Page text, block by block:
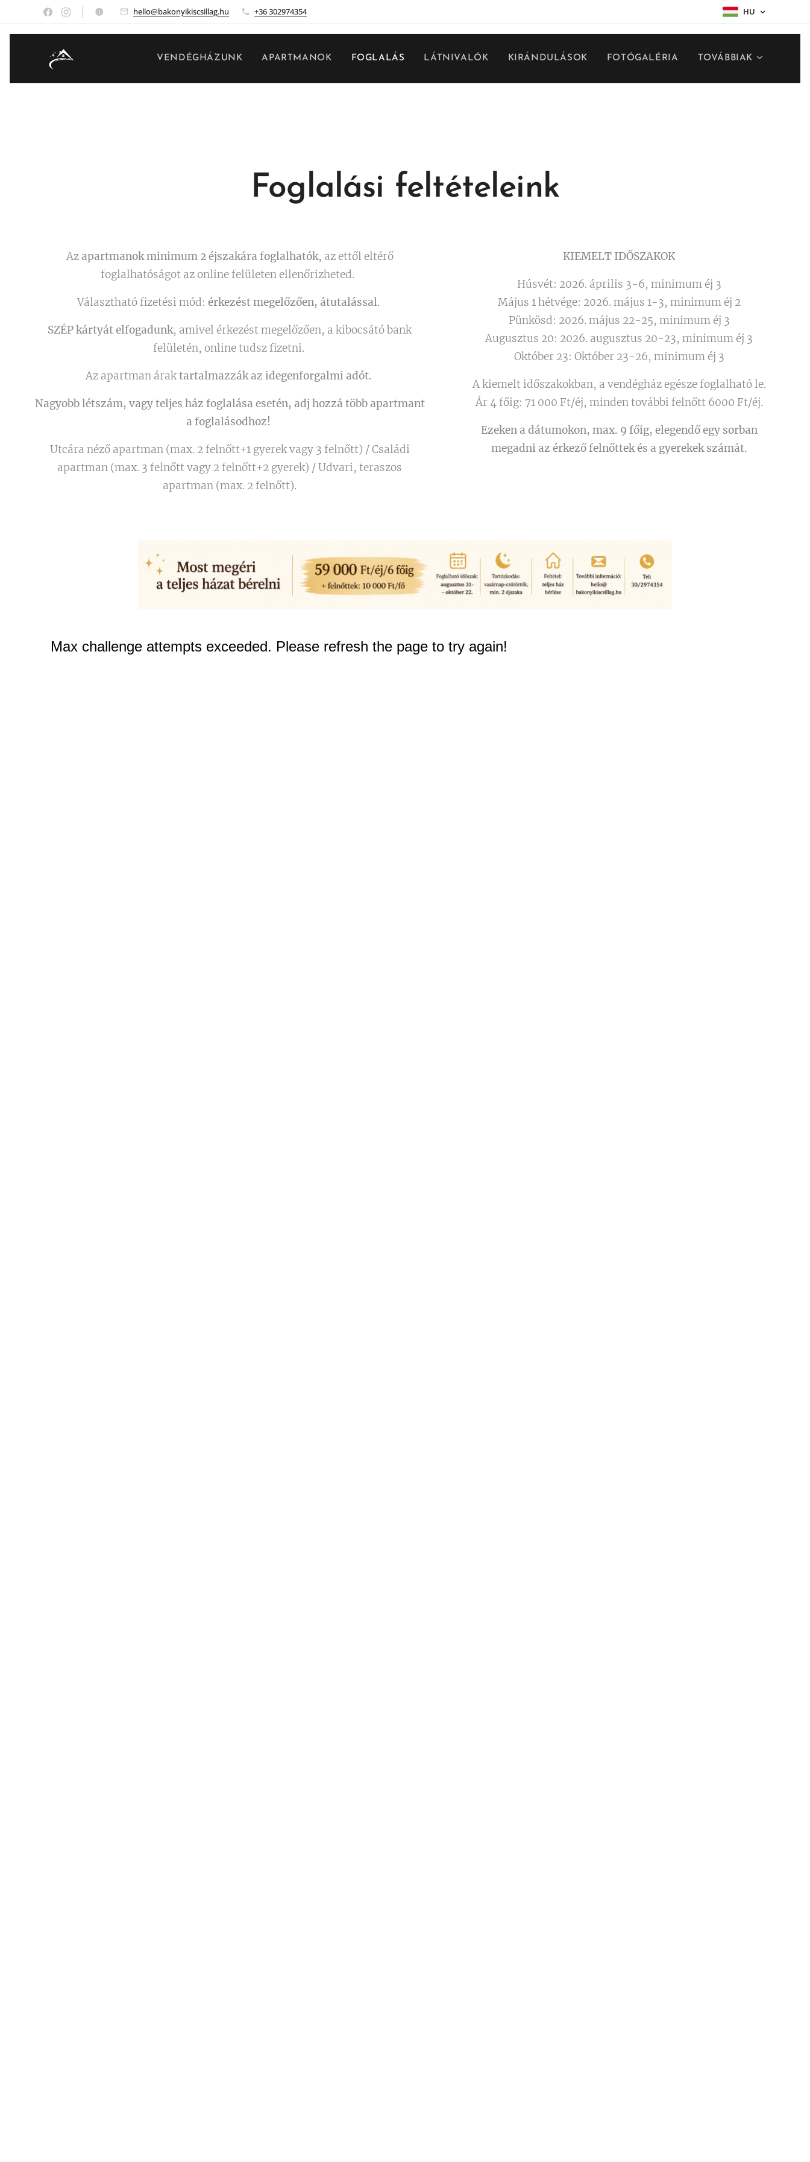
hello@bakonyikiscsillag.hu +36 302974354 HU
VENDÉGHÁZUNK APARTMANOK FOGLALÁS LÁTNIVALÓK KIRÁNDULÁSOK FOTÓGALÉRIA TOVÁBBIAK
Foglalási feltételeink
Azapartmanok minimum 2 éjszakára foglalhatók, az ettől eltérő
foglalhatóságot az online felületen ellenőrizheted.
Választható fizetési mód:érkezést megelőzően, átutalással.
SZÉP kártyát elfogadunk, amivel érkezést megelőzően, a kibocsátó bank
felületén, online tudsz fizetni.
Az apartman áraktartalmazzák az idegenforgalmi adót.
Nagyobb létszám, vagy teljes ház foglalása esetén, adj hozzá több apartmant
a foglalásodhoz!
Utcára néző apartman (max. 2 felnőtt+1 gyerek vagy 3 felnőtt) / Családi
apartman (max. 3 felnőtt vagy 2 felnőtt+2 gyerek) / Udvari, teraszos
apartman (max. 2 felnőtt).
KIEMELT IDŐSZAKOK
Húsvét: 2026. április 3-6, minimum éj 3
Május 1 hétvége: 2026. május 1-3, minimum éj 2
Pünkösd: 2026. május 22-25, minimum éj 3
Augusztus 20: 2026. augusztus 20-23, minimum éj 3
Október 23: Október 23-26, minimum éj 3
A kiemelt időszakokban, a vendégház egésze foglalható le.
Ár 4 főig: 71 000 Ft/éj, minden további felnőtt 6000 Ft/éj.
Ezeken a dátumokon, max. 9 főig, elegendő egy sorban
megadni az érkező felnőttek és a gyerekek számát.